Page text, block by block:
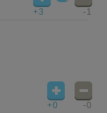
+3 -1
+0 -0